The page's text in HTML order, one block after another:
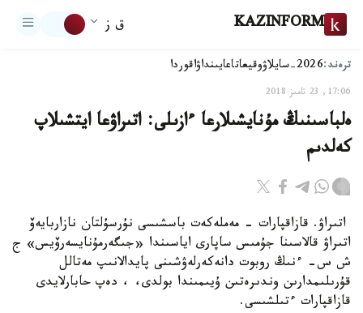
KAZINFORM ق ز
ترەند:2026-سايلاۋ وقيعاتاعايىنداۋاقوردا
17:06, 23 تامىز 2018
ەلباسىنىڭ مۇنايشىلارعا ءازىلى: اتىراۋعا ايتشىلاپ
كەلدىم
اتىراۋ. قازاقپارات - مەملەكەت باسشىسى نۇرسۇلتان نازاربايەۆ
اتىراۋ قالاسىنا جۇمىس ساپارى اياسىندا «جىگەرمۇنايسەرۆيس» ج
ش س- ءنىڭ روبوت دانەكەرلەۋشىنى پايدالانىپ مەتالل
قۇرىلىمدارىن وندىرەتىن ۇيىمىندا بولدى، ، دەپ حابارلايدى
قازاقپارات ءتىلشىسى.